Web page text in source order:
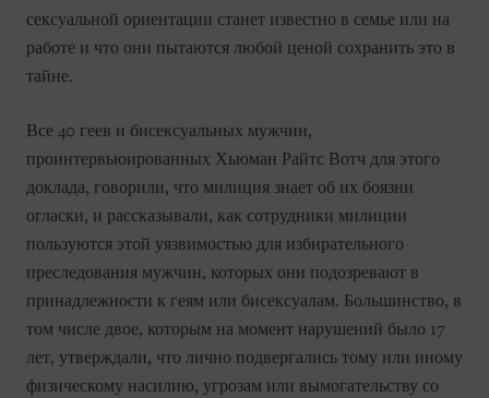
сексуальной ориентации станет известно в семье или на
работе и что они пытаются любой ценой сохранить это в
тайне.
Все 40 геев и бисексуальных мужчин,
проинтервьюированных Хьюман Райтс Вотч для этого
доклада, говорили, что милиция знает об их боязни
огласки, и рассказывали, как сотрудники милиции
пользуются этой уязвимостью для избирательного
преследования мужчин, которых они подозревают в
принадлежности к геям или бисексуалам. Большинство, в
том числе двое, которым на момент нарушений было 17
лет, утверждали, что лично подвергались тому или иному
физическому насилию, угрозам или вымогательству со